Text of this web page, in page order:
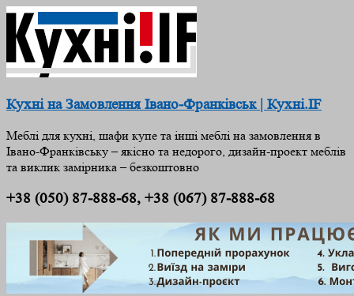
Кухні на Замовлення Івано-Франківськ | Кухні.IF
Меблі для кухні, шафи купе та інші меблі на замовлення в
Івано-Франківську – якісно та недорого, дизайн-проект меблів
та виклик замірника – безкоштовно
+38 (050) 87-888-68, +38 (067) 87-888-68